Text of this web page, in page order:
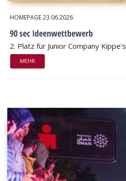
HOMEPAGE23.06.2026
90 sec Ideenwettbewerb
2. Platz für Junior Company Kippe's
MEHR